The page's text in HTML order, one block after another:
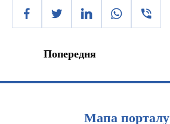
Попередня
Мапа порталу